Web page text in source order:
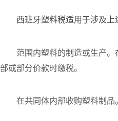
西班牙塑料税适用于涉及
范围内塑料的制造或生产
部或部分价款时缴税。
在共同体内部收购塑料制